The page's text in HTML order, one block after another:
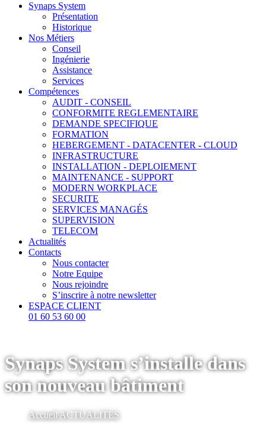
Synaps System
Présentation
Historique
Nos Métiers
Conseil
Ingénierie
Assistance
Services
Compétences
AUDIT - CONSEIL
CONFORMITE REGLEMENTAIRE
DEMANDE SPECIFIQUE
FORMATION
HEBERGEMENT - DATACENTER - CLOUD
INFRASTRUCTURE
INSTALLATION - DEPLOIEMENT
MAINTENANCE - SUPPORT
MODERN WORKPLACE
SECURITE
SERVICES MANAGÉS
SUPERVISION
TELECOM
Actualités
Contacts
Nous contacter
Notre Equipe
Nous rejoindre
S’inscrire à notre newsletter
ESPACE CLIENT
01 60 53 60 00
Synaps System s’installe dans
son nouveau bâtiment
AccueilACTUALITES